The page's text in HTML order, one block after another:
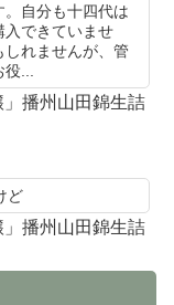
自分も十四代は
入できていませ
れませんが、管
...
播州山田錦生詰
ど
播州山田錦生詰